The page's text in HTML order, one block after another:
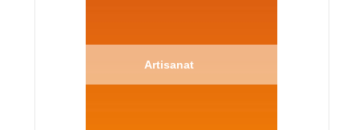
Artisanat